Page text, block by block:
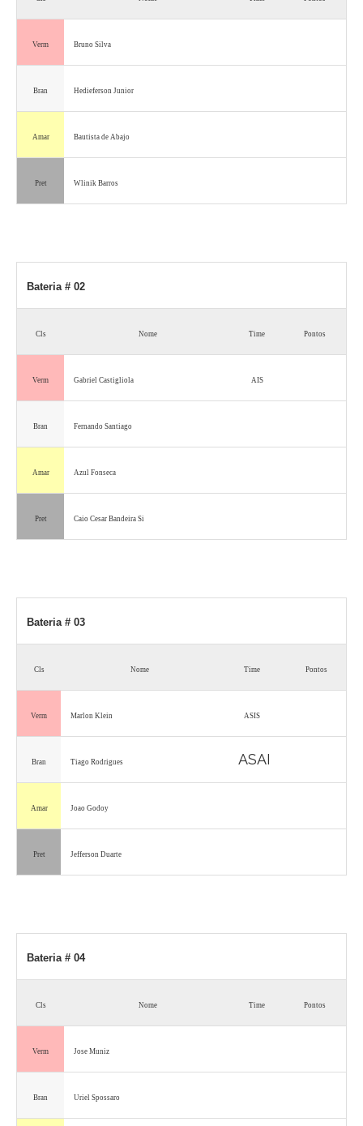
Verm Bruno Silva
Bran Hedieferson Junior
Amar Bautista de Abajo
Pret Wlinik Barros
Bateria # 02
Cls Nome Time Pontos
Verm Gabriel Castigliola AIS
Bran Fernando Santiago
Amar Azul Fonseca
Pret Caio Cesar Bandeira Si
Bateria # 03
Cls Nome Time Pontos
Verm Marlon Klein ASIS
Bran Tiago Rodrigues ASAI
Amar Joao Godoy
Pret Jefferson Duarte
Bateria # 04
Cls Nome Time Pontos
Verm Jose Muniz
Bran Uriel Spossaro